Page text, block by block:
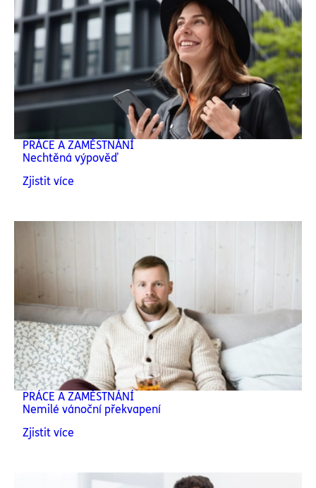
PRÁCE A ZAMĚSTNÁNÍ
Nechtěná výpověď
Zjistit více
PRÁCE A ZAMĚSTNÁNÍ
Nemilé vánoční překvapení
Zjistit více